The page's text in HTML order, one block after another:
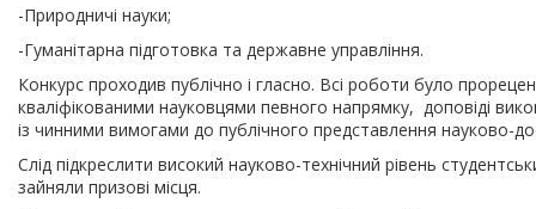
-Природничі науки;
-Гуманітарна підготовка та державне управління.
Конкурс проходив публічно і гласно. Всі роботи було
кваліфікованими науковцями певного напрямку, доповіді
із чинними вимогами до публічного представлення науково-
Слід підкреслити високий науково-технічний рівень
зайняли призові місця.